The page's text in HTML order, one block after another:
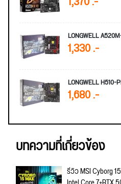
LONGWELL
1,330 .-
LONGWELL H510-
1,680 .-
บทความที่เกี่ยวข้อง
รีวิว MSI Cyborg